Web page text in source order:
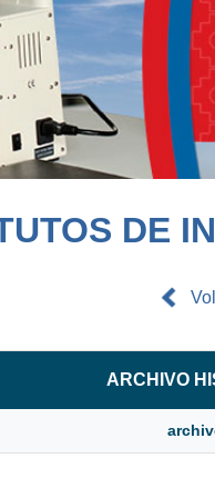
DE
ARCHIVO